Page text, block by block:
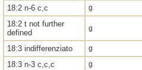
18:2 n-6 c,c g
18:2 t not further
defined
g
18:3 indifferenziato g
18:3 n-3 c,c,c g